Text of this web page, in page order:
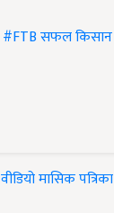
#FTBसफल किसान
वीडियोमासिक पत्रिका